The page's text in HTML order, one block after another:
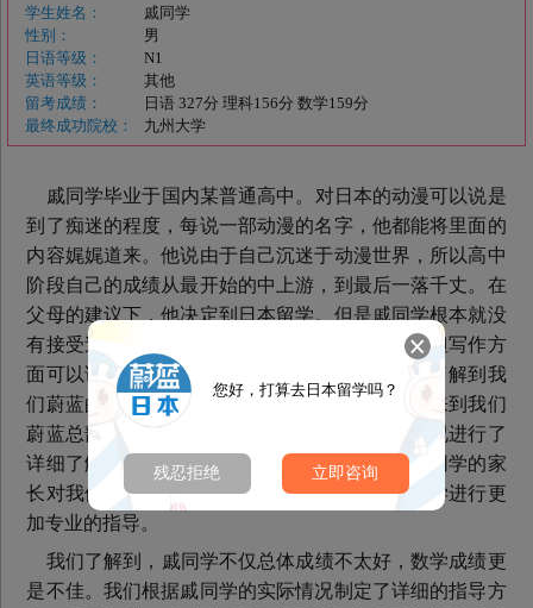
学生姓名：
戚同学
性别：
男
日语等级：
N1
英语等级：
其他
留考成绩：
日语 327分 理科156分 数学159分
最终成功院校：
九州大学
戚同学毕业于国内某普通高中。对日本的动漫可以说是
到了痴迷的程度，每说一部动漫的名字，他都能将里面的
内容娓娓道来。他说由于自己沉迷于动漫世界，所以高中
阶段自己的成绩从最开始的中上游，到最后一落千丈。在
父母的建议下，他决定到日本留学。但是戚同学根本就没
有接受过正规的日语教育，虽然会基本的表达，但写作方
面可以说完全不行。戚同学的父母经过多方咨询了解到我
们蔚蓝的进学塾项目，抱着试试看的态度，他们来到我们
蔚蓝总部咨询。我们的指导专家在对戚同学的情况进行了
详细了解之后，给予了他们细致入微的讲解。戚同学的家
长对我们的讲解非常满意，希望我们可以对戚同学进行更
加专业的指导。
我们了解到，戚同学不仅总体成绩不太好，数学成绩更
是不佳。我们根据戚同学的实际情况制定了详细的指导方
您好，打算去日本留学吗？
残忍拒绝 立即咨询